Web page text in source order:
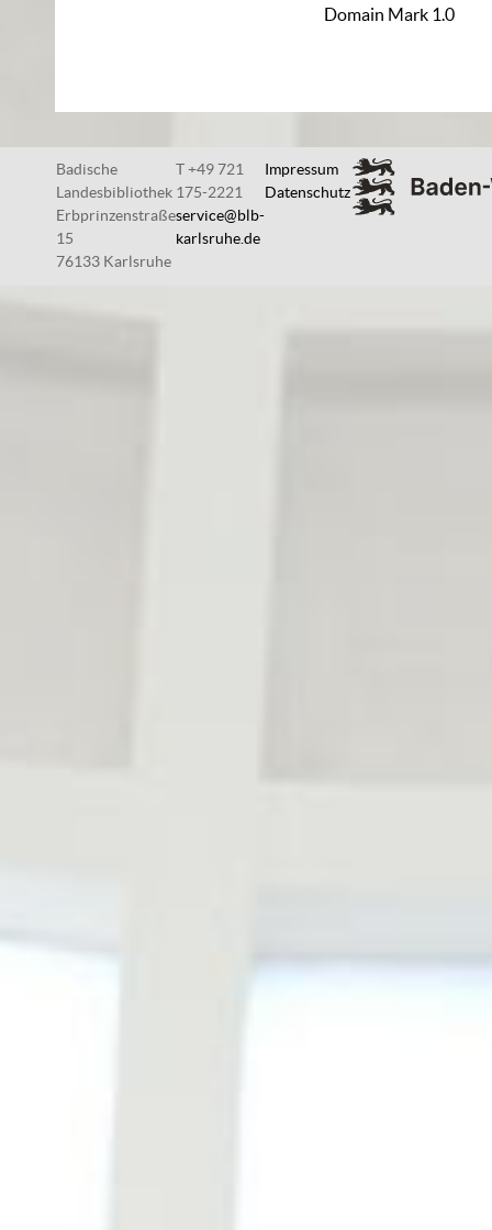
Domain Mark 1.0
Badische
Landesbibliothek
Erbprinzenstraße
15
76133 Karlsruhe
T +49 721
175-2221
service@blb-
karlsruhe.de
Impressum
Datenschutz